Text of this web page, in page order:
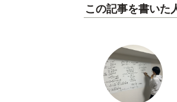
この記事を書いた